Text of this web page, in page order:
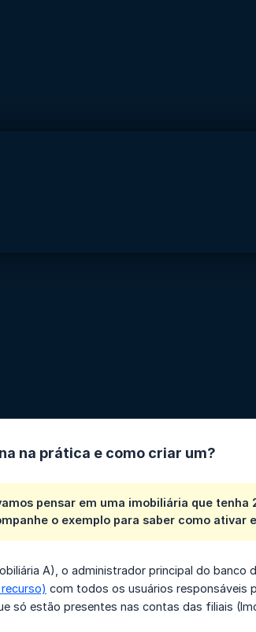
na prática e como criar um?
pensar em uma imobiliária que
o exemplo para saber como ativar
A), o administrador principal do banco
com todos os usuários responsáveis
só estão presentes nas contas das filiais